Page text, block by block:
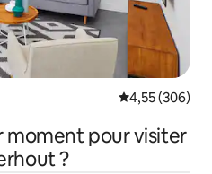
Évaluation
4,55 (306)
moment pour visiter
?